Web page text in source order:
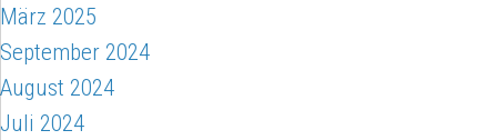
März 2025
September 2024
August 2024
Juli 2024